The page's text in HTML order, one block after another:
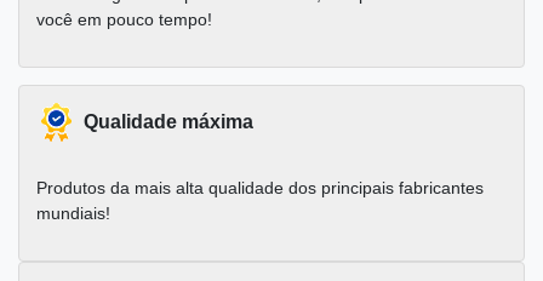
você em pouco tempo!
Qualidade máxima
Produtos da mais alta qualidade dos principais fabricantes
mundiais!